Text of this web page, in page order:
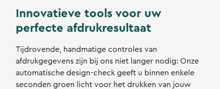
Innovatieve tools voor uw
perfecte afdrukresultaat
Tijdrovende, handmatige controles van
afdrukgegevens zijn bij ons niet langer nodig: Onze
automatische design-check geeft u binnen enkele
seconden groen licht voor het drukken van jouw